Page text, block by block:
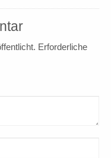
Erforderliche